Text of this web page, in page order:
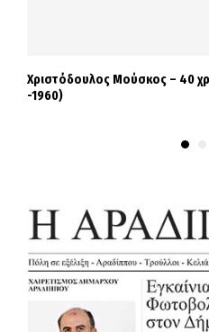
Χριστόδουλος Μούσκος – 40
-1960)